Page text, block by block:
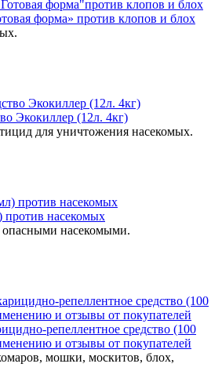
форма» против клопов и блох
Экокиллер (12л. 4кг)
для уничтожения насекомых.
насекомых
опасными насекомыми.
репеллентное средство (100
и отзывы от покупателей
мошки, москитов, блох,